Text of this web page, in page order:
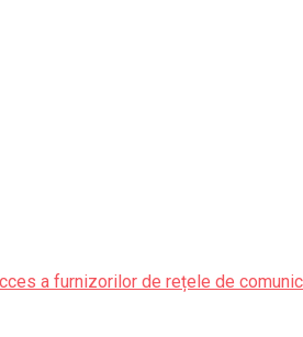
a furnizorilor de rețele de